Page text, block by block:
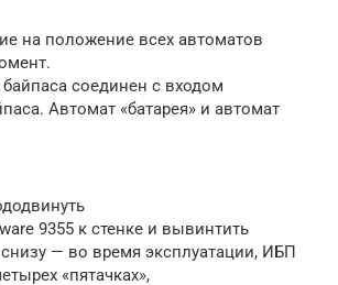
на положение всех автоматов
соединен с входом
Автомат «батарея» и автомат
9355 к стенке и вывинтить
— во время эксплуатации, ИБП
«пятачках»,